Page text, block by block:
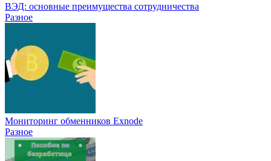
ВЭД: основные преимущества сотрудничества
Разное
Мониторинг обменников Exnode
Разное